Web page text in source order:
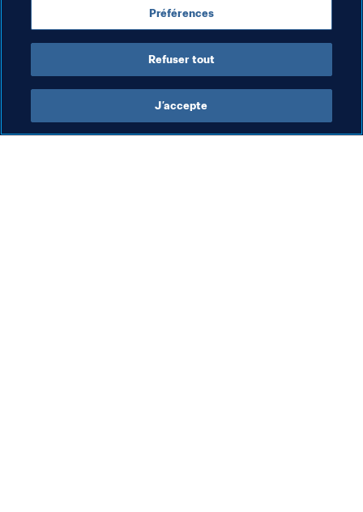
England France Germany Italy Spain
Préférences
Refuser tout
J’accepte